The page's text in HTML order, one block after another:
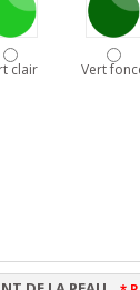
clair Vert